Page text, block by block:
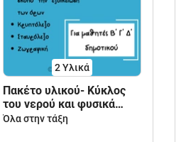
2 Υλικά
Πακέτο υλικού- Κύκλος
του νερού και φυσικά
φαινόμενα
Όλα στην τάξη